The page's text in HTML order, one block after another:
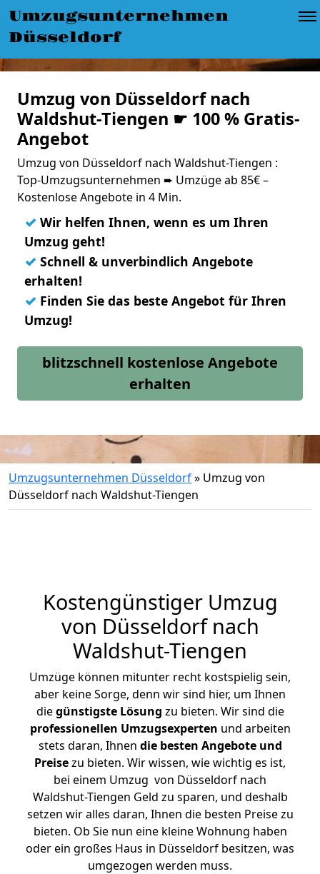
Umzugsunternehmen
Düsseldorf
Umzug von Düsseldorf nach
Waldshut-Tiengen ☛ 100 % Gratis-
Angebot
Umzug von Düsseldorf nach Waldshut-Tiengen :
Top-Umzugsunternehmen ➨ Umzüge ab 85€ –
Kostenlose Angebote in 4 Min.
✓ Wir helfen Ihnen, wenn es um Ihren
Umzug geht!
✓ Schnell & unverbindlich Angebote
erhalten!
✓ Finden Sie das beste Angebot für Ihren
Umzug!
blitzschnell kostenlose Angebote
erhalten
Umzugsunternehmen Düsseldorf» Umzug von
Düsseldorf nach Waldshut-Tiengen
Kostengünstiger Umzug
von Düsseldorf nach
Waldshut-Tiengen
Umzüge können mitunter recht kostspielig sein,
aber keine Sorge, denn wir sind hier, um Ihnen
diegünstigste Lösung zu bieten. Wir sind die
professionellen Umzugsexperten und arbeiten
stets daran, Ihnen die besten Angebote und
Preisezu bieten. Wir wissen, wie wichtig es ist,
bei einem Umzug von Düsseldorf nach
Waldshut-Tiengen Geld zu sparen, und deshalb
setzen wir alles daran, Ihnen die besten Preise zu
bieten. Ob Sie nun eine kleine Wohnung haben
oder ein großes Haus in Düsseldorf besitzen, was
umgezogen werden muss.